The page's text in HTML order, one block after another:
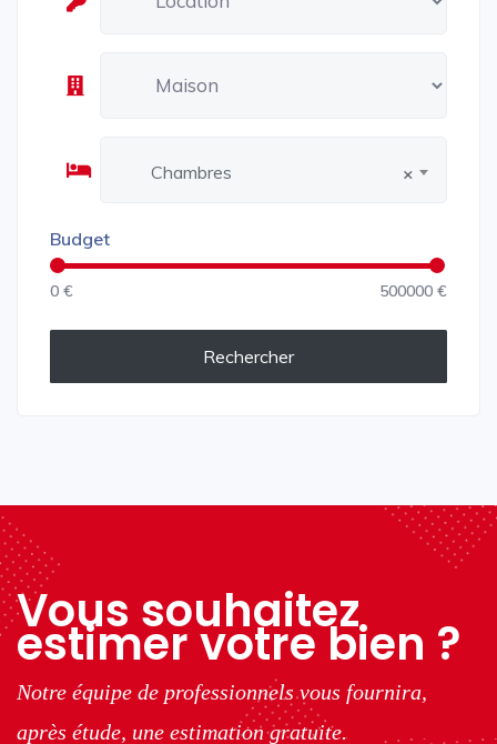
×
Chambres
Budget
0 € 500000 €
Rechercher
Vous souhaitez
estimer votre bien ?
Notre équipe de professionnels vous fournira,
après étude, une estimation gratuite.